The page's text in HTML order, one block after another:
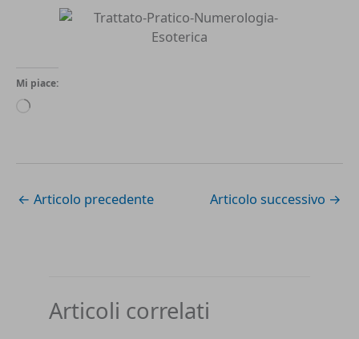
Mi piace:
Caricamento
← Articolo precedente Articolo successivo →
Articoli correlati